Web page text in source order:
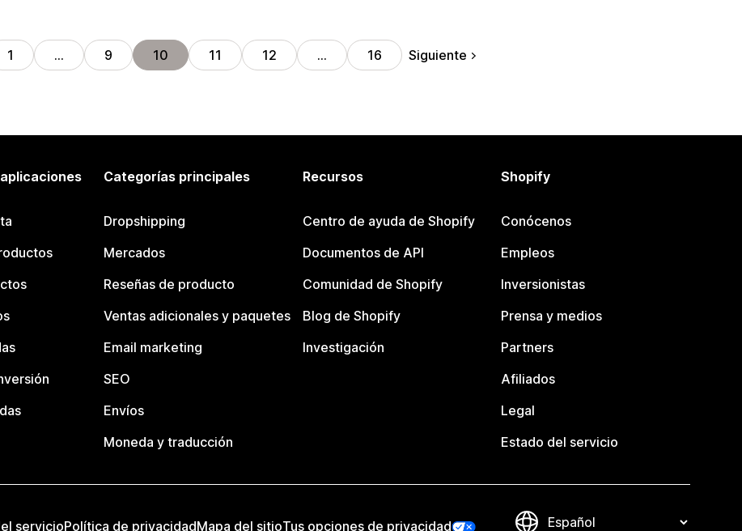
1 … 9 10 11 12 … 16 Siguiente
Categorías principales
Dropshipping
Mercados
Reseñas de producto
Ventas adicionales y paquetes
Email marketing
SEO
Envíos
Moneda y traducción
Recursos
Centro de ayuda de Shopify
Documentos de API
Comunidad de Shopify
Blog de Shopify
Investigación
Shopify
Conócenos
Empleos
Inversionistas
Prensa y medios
Partners
Afiliados
Legal
Estado del servicio
servicioPolítica de privacidadMapa del sitioTus opciones de privacidad